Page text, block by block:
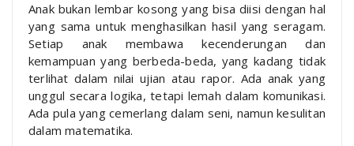
Anak bukan lembar kosong yang bisa diisi dengan hal
yang sama untuk menghasilkan hasil yang seragam.
Setiap anak membawa kecenderungan dan
kemampuan yang berbeda-beda, yang kadang tidak
terlihat dalam nilai ujian atau rapor. Ada anak yang
unggul secara logika, tetapi lemah dalam komunikasi.
Ada pula yang cemerlang dalam seni, namun kesulitan
dalam matematika.